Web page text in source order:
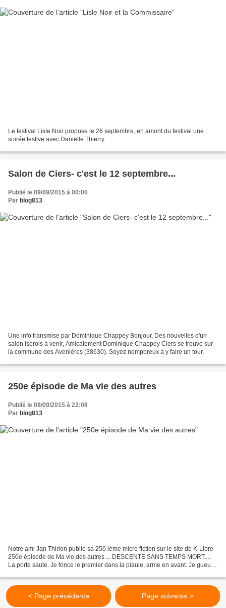
Le festival Lisle Noir propose le 26 septembre, en amont du festival une
soirée festive avec Danielle Thierry.
Salon de Ciers- c'est le 12 septembre...
Publié le 09/09/2015 à 00:00
Par blog813
Une info transmise par Dominique Chappey Bonjour, Des nouvelles d'un
salon isérois à venir, Amicalement Dominique Chappey Ciers se trouve sur
la commune des Avenières (38630). Soyez nompbreux à y faire un tour.
250e épisode de Ma vie des autres
Publié le 08/09/2015 à 22:08
Par blog813
Notre ami Jan Thirion publie sa 250 ième micro fiction sur le site de K-Libre
250e épisode de Ma vie des autres ... DESCENTE SANS TEMPS MORT....
La porte saute. Je fonce le premier dans la piaule, arme en avant. Je gueule
< Page précédente Page suivante >